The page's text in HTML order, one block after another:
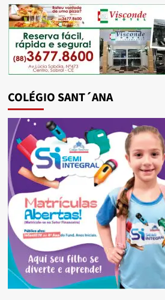
COLÉGIO SANT´ANA